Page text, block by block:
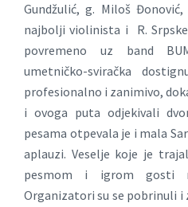
Gundžulić, g. Miloš
najbolji violinista i R.
povremeno uz band
umetničko-sviračka
profesionalno i zanimivo,
i ovoga puta odjekivali
pesama otpevala je i mala
aplauzi. Veselje koje je
pesmom i igrom gosti
Organizatori su se pobrinuli